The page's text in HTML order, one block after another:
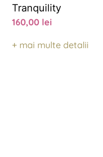
Tranquility
160,00 lei
+ mai multe detalii